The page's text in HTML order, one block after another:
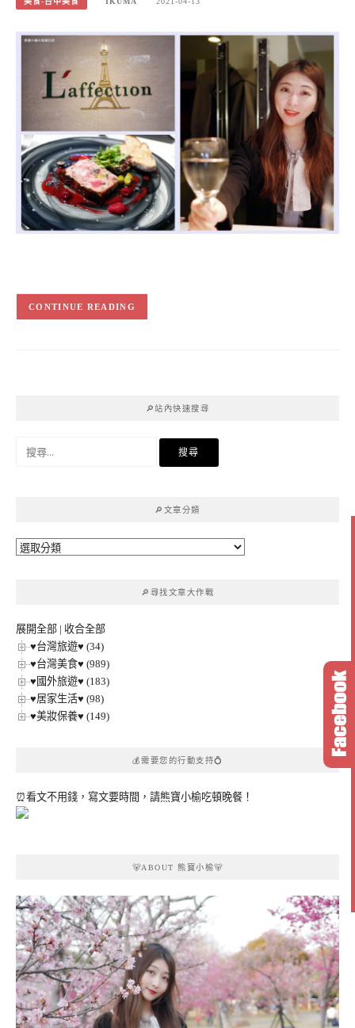
CONTINUE READING
🔎站內快速搜尋
🔎文章分類
🔎
🔎尋找文章大作戰
展開全部 | 收合全部
♥台灣旅遊♥ (34)
♥台灣美食♥ (989)
♥國外旅遊♥ (183)
♥居家生活♥ (98)
♥美妝保養♥ (149)
💰需要您的行動支持💍
⏰看文不用錢，寫文要時間，請熊寶小榆吃頓晚餐！
🐻ABOUT 熊寶小榆🐻